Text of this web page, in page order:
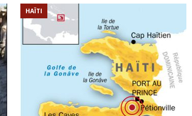
sur la “fraude électorale” était une blague de mauvais
militaire
ETATS-UNIS
l’urgence de la démilitarisation de la Police militaire
HAÏTI